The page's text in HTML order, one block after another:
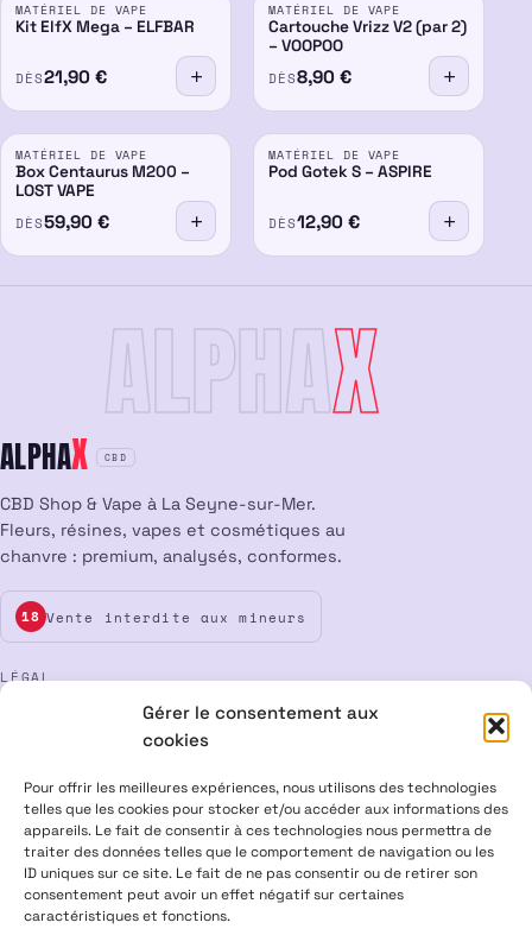
Gérer le consentement aux
cookies
Pour offrir les meilleures expériences, nous utilisons des technologies
telles que les cookies pour stocker et/ou accéder aux informations des
appareils. Le fait de consentir à ces technologies nous permettra de
traiter des données telles que le comportement de navigation ou les
ID uniques sur ce site. Le fait de ne pas consentir ou de retirer son
consentement peut avoir un effet négatif sur certaines
caractéristiques et fonctions.
MATÉRIEL DE VAPE
Kit ElfX Mega – ELFBAR
DÈS21,90€
MATÉRIEL DE VAPE
Cartouche Vrizz V2 (par 2)
– VOOPOO
DÈS8,90€
MATÉRIEL DE VAPE
Box Centaurus M200 –
LOST VAPE
DÈS59,90€
MATÉRIEL DE VAPE
Pod Gotek S – ASPIRE
DÈS12,90€
ALPHAX
ALPHAX CBD
CBD Shop & Vape à La Seyne-sur-Mer.
Fleurs, résines, vapes et cosmétiques au
chanvre : premium, analysés, conformes.
18 Vente interdite aux mineurs
LÉGAL
CGV Confidentialité
Cookies
ALPHA X CBD Shop © 2026 · Tous droits réservés
Visa
Mastercard CB
PRODUITS CONTENANT MOINS DE 0,3 % DE THC, CONFORMES À LA